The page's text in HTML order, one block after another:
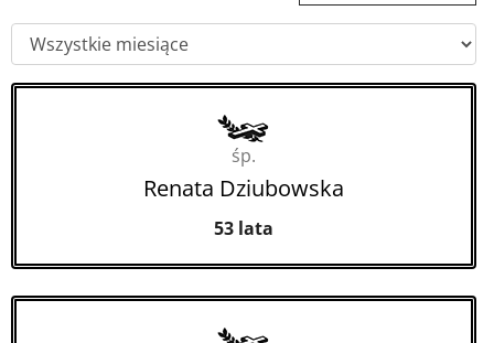
śp.
Renata Dziubowska
53 lata